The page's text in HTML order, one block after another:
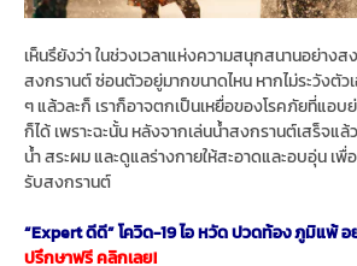
เห็นรึยังว่า ในช่วงเวลาแห่งความสนุกสนานอย่างส
สงกรานต์ ซ่อนตัวอยู่มากขนาดไหน หากไม่ระวังตั
ๆ แล้วละก็ เราก็อาจตกเป็นเหยื่อของโรคภัยที่แอ
ก็ได้ เพราะฉะนั้น หลังจากเล่นน้ำสงกรานต์เสร็จแ
น้ำ สระผม และดูแลร่างกายให้สะอาดและอบอุ่น เ
รับสงกรานต์
“Expert ดีดี” โควิด-19 ไอ หวัด ปวดท้อง ภูมิแพ้ อ
ปรึกษาฟรี คลิกเลย!